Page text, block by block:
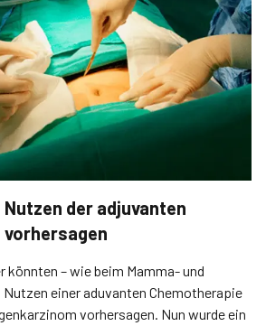
der adjuvanten
könnten – wie beim Mamma- und
einer aduvanten Chemotherapie
vorhersagen. Nun wurde ein